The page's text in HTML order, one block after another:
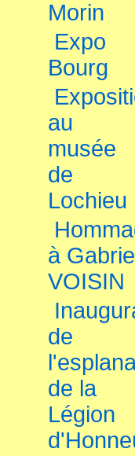
Morin
Expo
Bourg
au
musée
de
Lochieu
à
VOISIN
de
de la
Légion